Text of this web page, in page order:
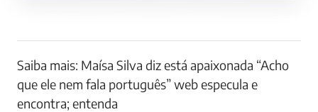
Saiba mais: Maísa Silva diz está apaixonada “Acho
que ele nem fala português” web especula e
encontra; entenda